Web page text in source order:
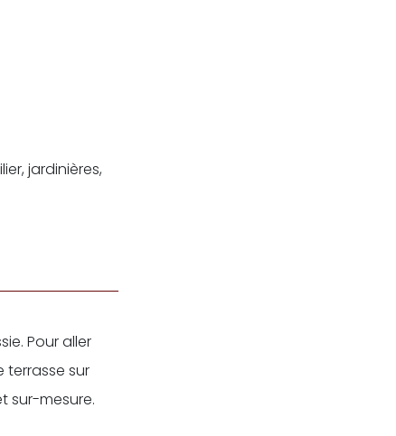
jardinières,
Pour aller
terrasse sur
sur-mesure.